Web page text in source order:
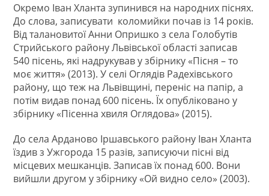
Окремо Іван Хланта зупинився на народних піснях.
До слова, записувати коломийки почав із 14 років.
Від талановитої Анни Опришко з села Голобутів
Стрийського району Львівської області записав
540 пісень, які надрукував у збірнику «Пісня – то
моє життя» (2013). У селі Оглядів Радехівського
району, що теж на Львівщині, переніс на папір, а
потім видав понад 600 пісень. Їх опубліковано у
збірнику «Пісенна хвиля Оглядова» (2015).
До села Арданово Іршавського району Іван Хланта
їздив з Ужгорода 15 разів, записуючи пісні від
місцевих мешканців. Записав їх понад 600. Вони
вийшли другом у збірнику «Ой видно село» (2003).